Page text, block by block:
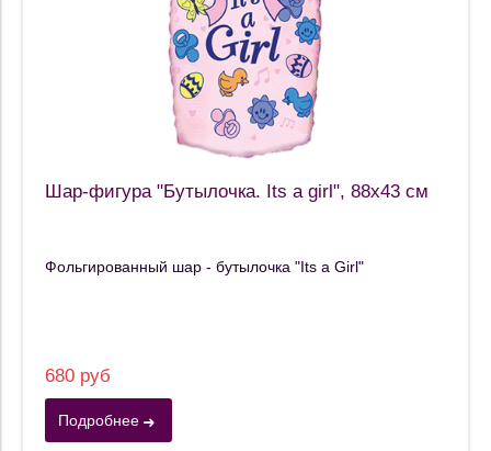
Шар-фигура "Бутылочка. Its a girl", 88x43 см
Фольгированный шар - бутылочка "Its a Girl"
680 руб
Подробнее